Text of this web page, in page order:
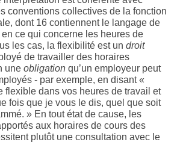
conventions collectives de la fonction
dont 16 contiennent le langage de
ce qui concerne les heures de
les cas, la flexibilité est un droit
de travailler des horaires
une obligation qu’un employeur peut
- par exemple, en disant «
flexible dans vos heures de travail et
fois que je vous le dis, quel que soit
» En tout état de cause, les
aux horaires de cours des
plutôt une consultation avec le